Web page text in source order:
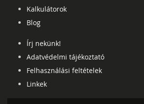
Kalkulátorok
Blog
Írj nekünk!
Adatvédelmi tájékoztató
Felhasználási feltételek
Linkek